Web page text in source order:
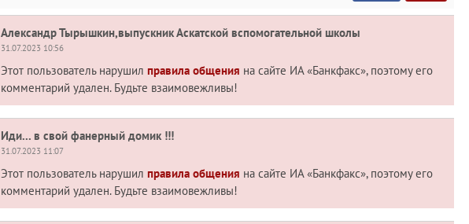
Александр Тырышкин,выпускник Аскатской вспомогательной школы
31.07.2023 10:56
Этот пользователь нарушил правила общения на сайте ИА «Банкфакс», поэтому его
комментарий удален. Будьте взаимовежливы!
Иди... в свой фанерный домик !!!
31.07.2023 11:07
Этот пользователь нарушил правила общения на сайте ИА «Банкфакс», поэтому его
комментарий удален. Будьте взаимовежливы!